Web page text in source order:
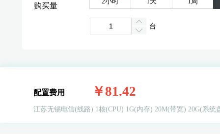
购买量
台
配置费用 ￥81.42
江苏无锡电信(线路) 1核(CPU) 1G(内存) 20M(带宽) 20G(系统